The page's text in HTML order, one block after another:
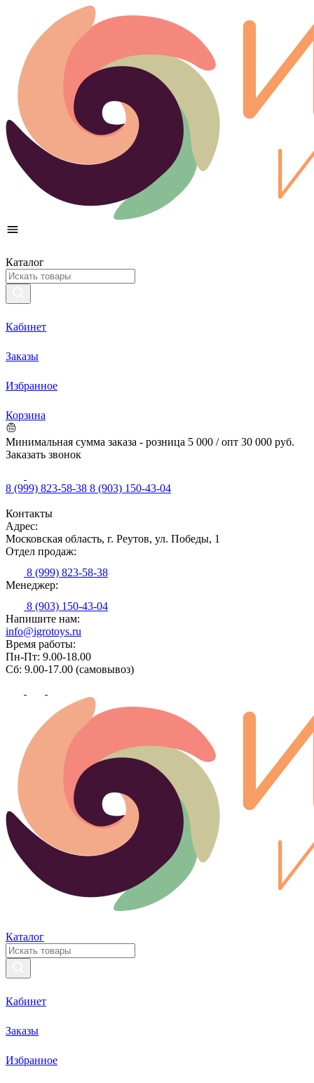
Каталог
Кабинет
Заказы
Избранное
Корзина
Минимальная сумма заказа - розница 5 000 / опт 30 000 руб.
Заказать звонок
8 (999) 823-58-38 8 (903) 150-43-04
Контакты
Адрес:
Московская область, г. Реутов, ул. Победы, 1
Отдел продаж:
8 (999) 823-58-38
Менеджер:
8 (903) 150-43-04
Напишите нам:
info@igrotoys.ru
Время работы:
Пн-Пт: 9.00-18.00
Сб: 9.00-17.00 (самовывоз)
Каталог
Кабинет
Заказы
Избранное